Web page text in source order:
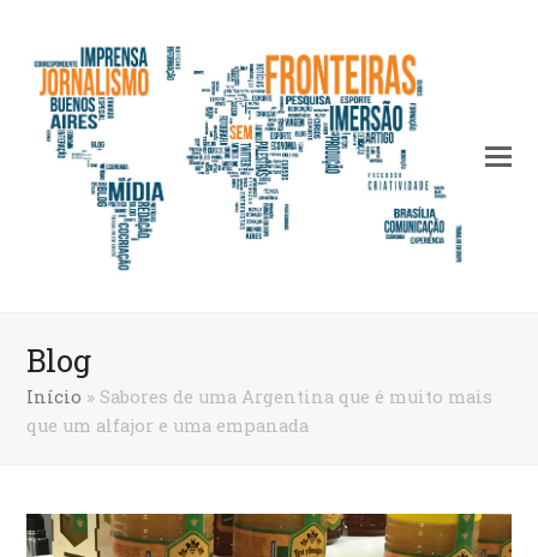
Blog
Início » Sabores de uma Argentina que é muito mais
que um alfajor e uma empanada